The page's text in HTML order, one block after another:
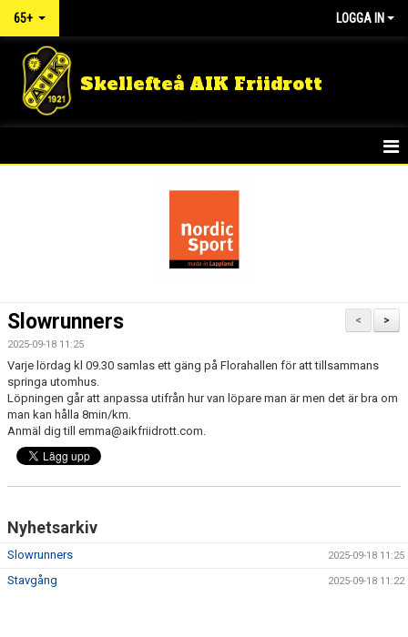
65+ LOGGA IN
Skellefteå AIK Friidrott
>
<
Slowrunners
2025-09-18 11:25
Varje lördag kl 09.30 samlas ett gäng på Florahallen för att tillsammans
springa utomhus.
Löpningen går att anpassa utifrån hur van löpare man är men det är bra om
man kan hålla 8min/km.
Anmäl dig till emma@aikfriidrott.com.
Nyhetsarkiv
Slowrunners 2025-09-18 11:25
Stavgång 2025-09-18 11:22